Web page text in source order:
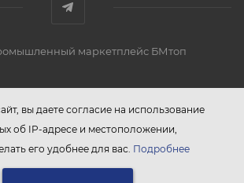
маркетплейс БМтоп
вы даете согласие на использование
об IP-адресе и местоположении,
его удобнее для вас. Подробнее